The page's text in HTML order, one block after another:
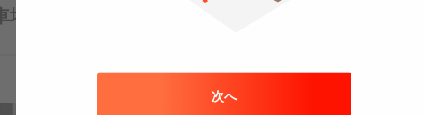
680m この
次へ